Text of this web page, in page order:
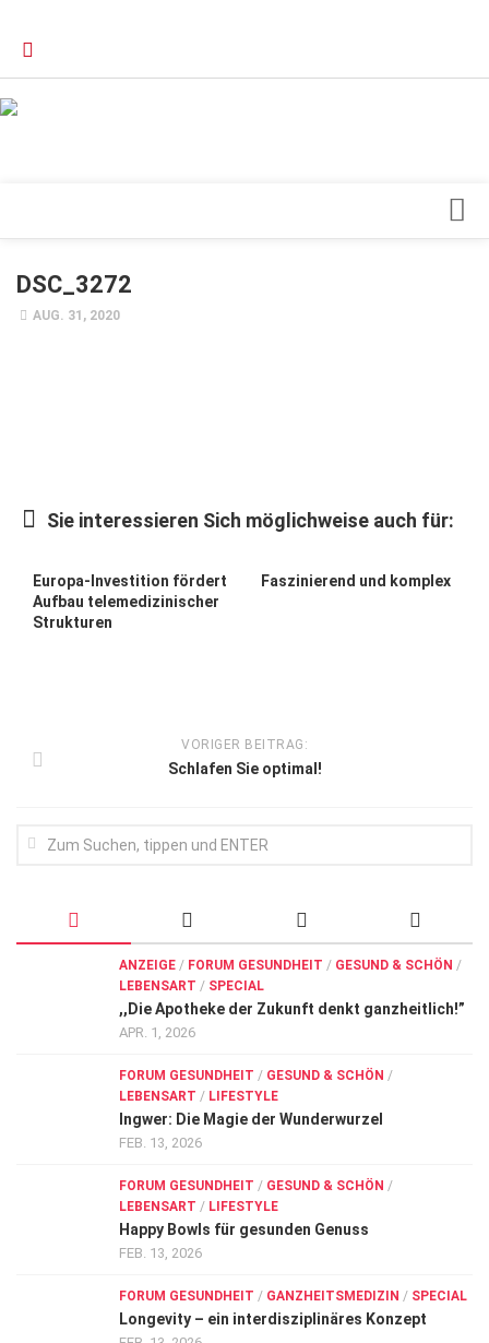
Forschung
Forum Gesundheit
Allgemein
DSC_3272
AUG. 31, 2020
Sie interessieren Sich möglichweise auch für:
Europa-Investition fördert
Aufbau telemedizinischer
Strukturen
Faszinierend und komplex
VORIGER BEITRAG:
Schlafen Sie optimal!
ANZEIGE / FORUM GESUNDHEIT / GESUND & SCHÖN /
LEBENSART / SPECIAL
,,Die Apotheke der Zukunft denkt ganzheitlich!”
APR. 1, 2026
FORUM GESUNDHEIT / GESUND & SCHÖN /
LEBENSART / LIFESTYLE
Ingwer: Die Magie der Wunderwurzel
FEB. 13, 2026
FORUM GESUNDHEIT / GESUND & SCHÖN /
LEBENSART / LIFESTYLE
Happy Bowls für gesunden Genuss
FEB. 13, 2026
FORUM GESUNDHEIT / GANZHEITSMEDIZIN / SPECIAL
Longevity – ein interdisziplinäres Konzept